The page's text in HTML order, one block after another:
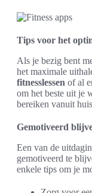
Tips voor het
Als je bezig bent
het maximale
fitnesslessen of al
om het beste uit je
bereiken vanuit
Gemotiveerd
Een van de
gemotiveerd te
enkele tips om je